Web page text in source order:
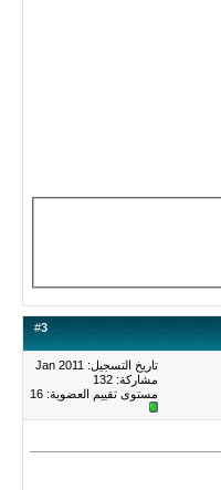
#3
تاريخ التسجيل: Jan 2011
مشاركة: 132
مستوى تقييم العضوية: 16